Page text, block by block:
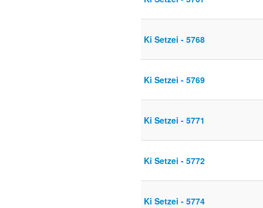
Ki Setzei - 5768
Ki Setzei - 5769
Ki Setzei - 5771
Ki Setzei - 5772
Ki Setzei - 5774